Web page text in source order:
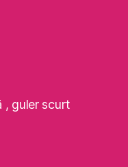
, guler scurt